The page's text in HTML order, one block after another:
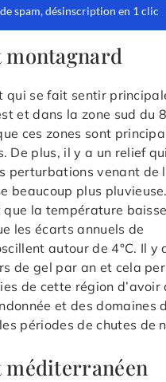
qui se fait sentir
et dans la zone sud du
ces zones sont
De plus, il y a un relief
perturbations venant de
beaucoup plus
que la température
les écarts annuels de
autour de 4°C. Il y
de gel par an et cela
de cette région d’avoir
et des domaines
périodes de chutes de
méditerranéen